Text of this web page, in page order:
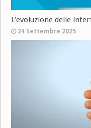
L’evoluzione delle
24 Settembre 2025